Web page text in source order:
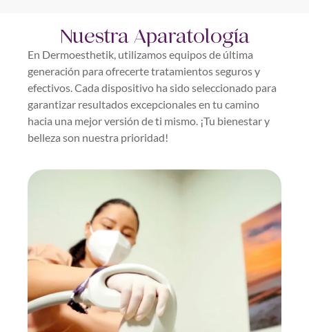
Nuestra Aparatología
En Dermoesthetik, utilizamos equipos de última
generación para ofrecerte tratamientos seguros y
efectivos. Cada dispositivo ha sido seleccionado para
garantizar resultados excepcionales en tu camino
hacia una mejor versión de ti mismo. ¡Tu bienestar y
belleza son nuestra prioridad!